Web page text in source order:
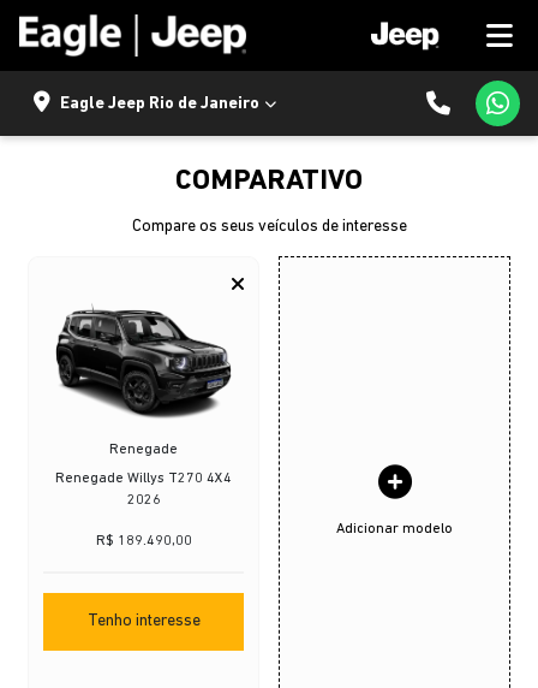
Eagle Jeep Rio de Janeiro
COMPARATIVO
Compare os seus veículos de interesse
Renegade
Renegade Willys T270 4X4
2026
R$ 189.490,00
Tenho interesse
Adicionar modelo